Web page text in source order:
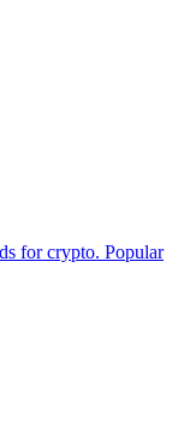
for crypto. Popular